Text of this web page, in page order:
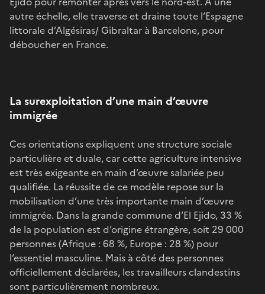
autre échelle, elle traverse et draine toute l’Espagne
littorale d’Algésiras/ Gibraltar à Barcelone, pour
déboucher en France.
La surexploitation d’une main d’œuvre
immigrée
Ces orientations expliquent une structure sociale
particulière et duale, car cette agriculture intensive
est très exigeante en main d’œuvre salariée peu
qualifiée. La réussite de ce modèle repose sur la
mobilisation d’une très importante main d’œuvre
immigrée. Dans la grande commune d’El Ejido, 33 %
de la population est d’origine étrangère, soit 29 000
personnes (Afrique : 68 %, Europe : 28 %) pour
l’essentiel masculine. Mais à côté des personnes
officiellement déclarées, les travailleurs clandestins
sont particulièrement nombreux.